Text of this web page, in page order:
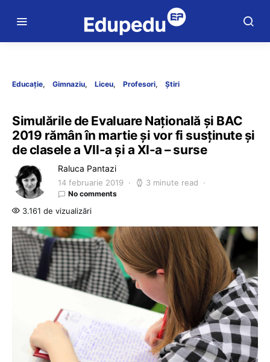
Educație Gimnaziu Liceu Profesori Știri
Simulările de Evaluare Națională și BAC
2019 rămân în martie și vor fi susținute și
de clasele a VII-a și a XI-a – surse
Raluca Pantazi
14 februarie 2019 3 minute read
No comments
3.161 de vizualizări